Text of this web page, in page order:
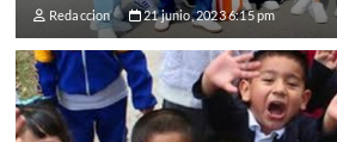
Redaccion 21 junio, 2023 6:15 pm